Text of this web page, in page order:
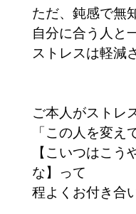
ただ、鈍感で無
自分に合う人と
ストレスは軽減
ご本人がストレ
「この人を変
【こいつはこ
な】って
程よくお付き合